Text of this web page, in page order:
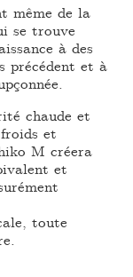
même de la
se trouve
à des
précédent et à
chaude et
et
M créera
et
toute